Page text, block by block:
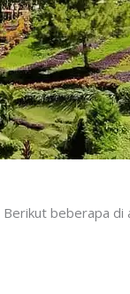
beberapa di